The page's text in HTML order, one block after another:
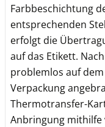
Farbbeschichtung
entsprechenden
erfolgt die
auf das Etikett.
problemlos auf
Verpackung
Thermotransfer-
Anbringung mithilfe